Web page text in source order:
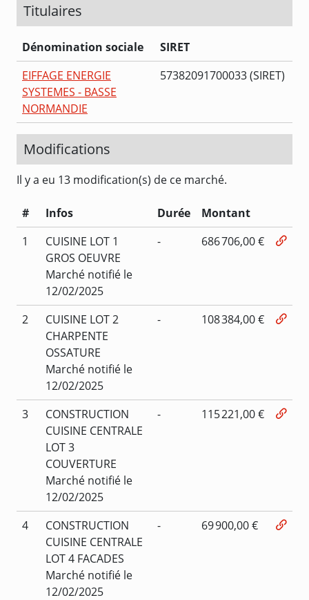
Titulaires
Dénomination sociale
SIRET
EIFFAGE ENERGIE
SYSTEMES - BASSE
NORMANDIE
57382091700033 (SIRET)
Modifications
Il y a eu 13 modification(s) de ce marché.
# Infos Durée
Montant
1
CUISINE LOT 1
GROS OEUVRE
Marché notifié le
12/02/2025
- 686 706,00 €
2
CUISINE LOT 2
CHARPENTE
OSSATURE
Marché notifié le
12/02/2025
- 108 384,00 €
3
CONSTRUCTION
CUISINE CENTRALE
LOT 3
COUVERTURE
Marché notifié le
12/02/2025
- 115 221,00 €
4
CONSTRUCTION
CUISINE CENTRALE
LOT 4 FACADES
Marché notifié le
12/02/2025
- 69 900,00 €